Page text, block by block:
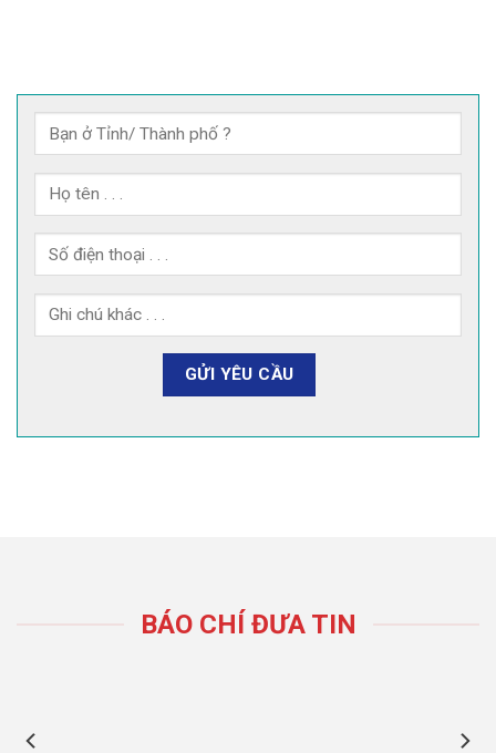
BÁO CHÍ ĐƯA TIN